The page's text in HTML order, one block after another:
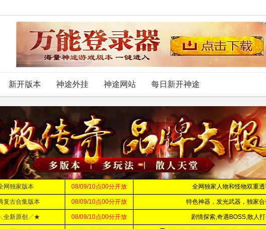
新开版本 神途外挂 神途网站 每日新开神途